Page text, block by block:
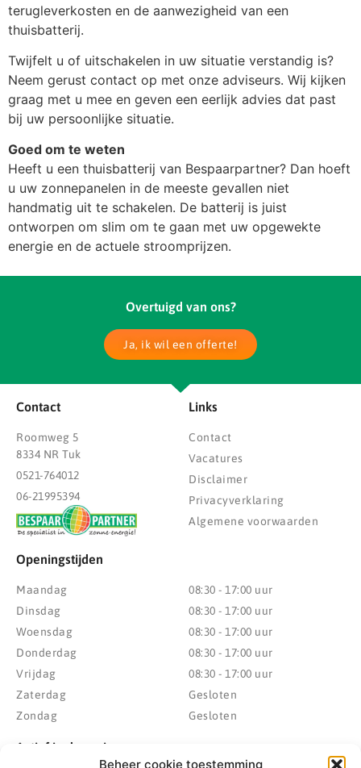
Beheer cookie toestemming
terugleverkosten en de aanwezigheid van een
thuisbatterij.
Twijfelt u of uitschakelen in uw situatie verstandig is?
Neem gerust contact op met onze adviseurs. Wij kijken
graag met u mee en geven een eerlijk advies dat past
bij uw persoonlijke situatie.
Goed om te weten
Heeft u een thuisbatterij van Bespaarpartner? Dan hoeft
u uw zonnepanelen in de meeste gevallen niet
handmatig uit te schakelen. De batterij is juist
ontworpen om slim om te gaan met uw opgewekte
energie en de actuele stroomprijzen.
Overtuigd van ons?
Ja, ik wil een offerte!
Contact
Roomweg 5
8334 NR Tuk
0521-764012
06-21995394
Links
Contact
Vacatures
Disclaimer
Privacyverklaring
Algemene voorwaarden
Openingstijden
Maandag
Dinsdag
Woensdag
Donderdag
Vrijdag
Zaterdag
Zondag
08:30 - 17:00 uur
08:30 - 17:00 uur
08:30 - 17:00 uur
08:30 - 17:00 uur
08:30 - 17:00 uur
Gesloten
Gesloten
Actief in de regio